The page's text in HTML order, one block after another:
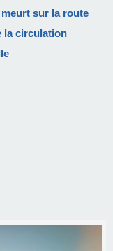
sur la route
la circulation